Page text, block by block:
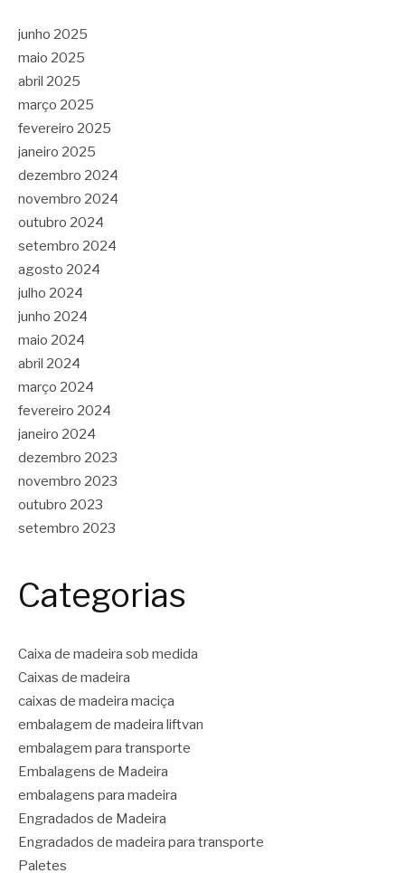
junho 2025
maio 2025
abril 2025
março 2025
fevereiro 2025
janeiro 2025
dezembro 2024
novembro 2024
outubro 2024
setembro 2024
agosto 2024
julho 2024
junho 2024
maio 2024
abril 2024
março 2024
fevereiro 2024
janeiro 2024
dezembro 2023
novembro 2023
outubro 2023
setembro 2023
Categorias
Caixa de madeira sob medida
Caixas de madeira
caixas de madeira maciça
embalagem de madeira liftvan
embalagem para transporte
Embalagens de Madeira
embalagens para madeira
Engradados de Madeira
Engradados de madeira para transporte
Paletes